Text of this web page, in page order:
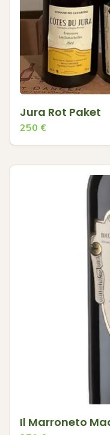
Jura Rot Paket
250 €
Il Marroneto